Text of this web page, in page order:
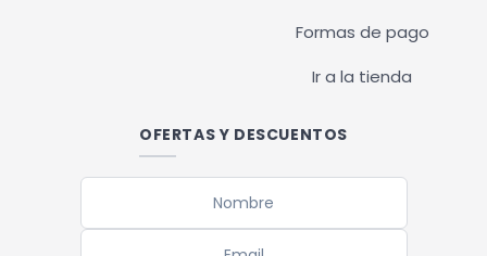
Formas de pago
Ir a la tienda
OFERTAS Y DESCUENTOS